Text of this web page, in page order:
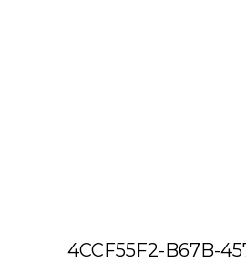
4CCF55F2-B67B-